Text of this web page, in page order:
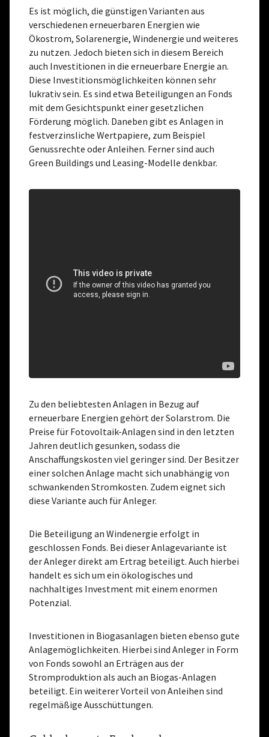
Es ist möglich, die günstigen Varianten aus
verschiedenen erneuerbaren Energien wie
Ökostrom, Solarenergie, Windenergie und weiteres
zu nutzen. Jedoch bieten sich in diesem Bereich
auch Investitionen in die erneuerbare Energie an.
Diese Investitionsmöglichkeiten können sehr
lukrativ sein. Es sind etwa Beteiligungen an Fonds
mit dem Gesichtspunkt einer gesetzlichen
Förderung möglich. Daneben gibt es Anlagen in
festverzinsliche Wertpapiere, zum Beispiel
Genussrechte oder Anleihen. Ferner sind auch
Green Buildings und Leasing-Modelle denkbar.
Zu den beliebtesten Anlagen in Bezug auf
erneuerbare Energien gehört der Solarstrom. Die
Preise für Fotovoltaik-Anlagen sind in den letzten
Jahren deutlich gesunken, sodass die
Anschaffungskosten viel geringer sind. Der Besitzer
einer solchen Anlage macht sich unabhängig von
schwankenden Stromkosten. Zudem eignet sich
diese Variante auch für Anleger.
Die Beteiligung an Windenergie erfolgt in
geschlossen Fonds. Bei dieser Anlagevariante ist
der Anleger direkt am Ertrag beteiligt. Auch hierbei
handelt es sich um ein ökologisches und
nachhaltiges Investment mit einem enormen
Potenzial.
Investitionen in Biogasanlagen bieten ebenso gute
Anlagemöglichkeiten. Hierbei sind Anleger in Form
von Fonds sowohl an Erträgen aus der
Stromproduktion als auch an Biogas-Anlagen
beteiligt. Ein weiterer Vorteil von Anleihen sind
regelmäßige Ausschüttungen.